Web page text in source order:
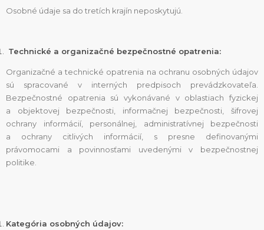
Osobné údaje sa do tretích krajín neposkytujú.
Technické a organizačné bezpečnostné opatrenia:
Organizačné a technické opatrenia na ochranu osobných údajov
sú spracované v interných predpisoch prevádzkovateľa.
Bezpečnostné opatrenia sú vykonávané v oblastiach fyzickej
a objektovej bezpečnosti, informačnej bezpečnosti, šifrovej
ochrany informácií, personálnej, administratívnej bezpečnosti
a ochrany citlivých informácií, s presne definovanými
právomocami a povinnosťami uvedenými v bezpečnostnej
politike.
Kategória osobných údajov: